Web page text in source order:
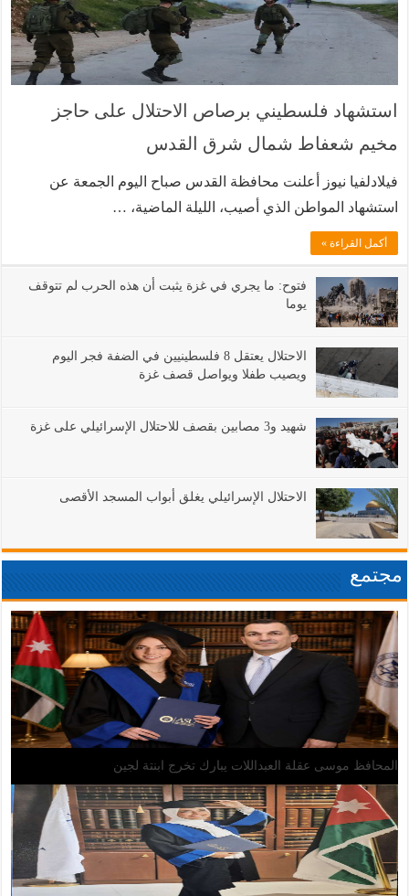
استشهاد فلسطيني برصاص الاحتلال على حاجز
مخيم شعفاط شمال شرق القدس
فيلادلفيا نيوز أعلنت محافظة القدس صباح اليوم الجمعة عن
استشهاد المواطن الذي أصيب، الليلة الماضية، …
أكمل القراءة »
فتوح: ما يجري في غزة يثبت أن هذه الحرب لم تتوقف
يوما
الاحتلال يعتقل 8 فلسطينيين في الضفة فجر اليوم
ويصيب طفلا ويواصل قصف غزة
شهيد و3 مصابين بقصف للاحتلال الإسرائيلي على غزة
الاحتلال الإسرائيلي يغلق أبواب المسجد الأقصى
مجتمع
المحافظ موسى عقلة العبداللات يبارك تخرج ابنتة لجين